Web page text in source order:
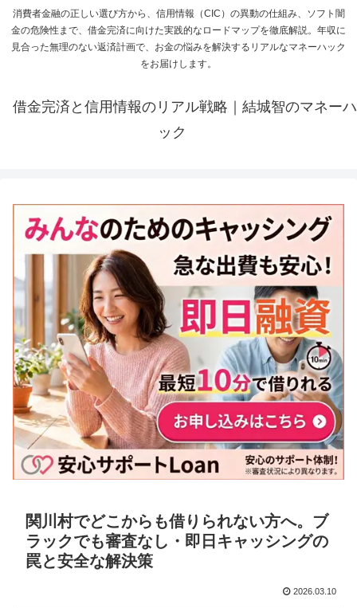
消費者金融の正しい選び方から、信用情報（CIC）の異動の仕組み、ソフト闇
金の危険性まで、借金完済に向けた実践的なロードマップを徹底解説。年収に
見合った無理のない返済計画で、お金の悩みを解決するリアルなマネーハック
をお届けします。
借金完済と信用情報のリアル戦略｜結城智のマネーハ
ック
関川村でどこからも借りられない方へ。ブ
ラックでも審査なし・即日キャッシングの
罠と安全な解決策
2026.03.10